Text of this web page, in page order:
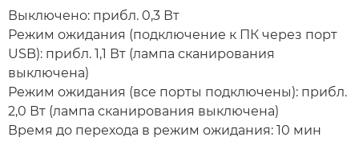
Выключено: прибл. 0,3 Вт
Режим ожидания (подключение к ПК через порт
USB): прибл. 1,1 Вт (лампа сканирования
выключена)
Режим ожидания (все порты подключены): прибл.
2,0 Вт (лампа сканирования выключена)
Время до перехода в режим ожидания: 10 мин